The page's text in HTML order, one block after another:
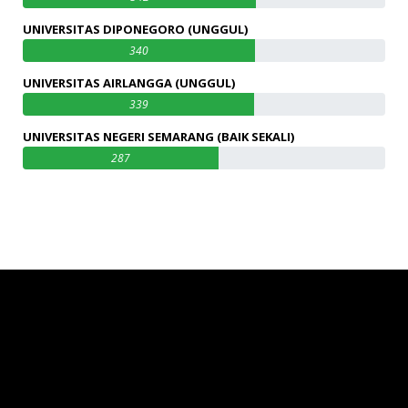
UNIVERSITAS DIPONEGORO (UNGGUL)
340
UNIVERSITAS AIRLANGGA (UNGGUL)
339
UNIVERSITAS NEGERI SEMARANG (BAIK SEKALI)
287